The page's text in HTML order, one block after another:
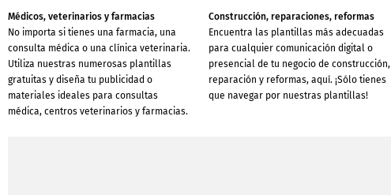
Médicos, veterinarios y farmacias
No importa si tienes una farmacia, una
consulta médica o una clínica veterinaria.
Utiliza nuestras numerosas plantillas
gratuitas y diseña tu publicidad o
materiales ideales para consultas
médica, centros veterinarios y farmacias.
Construcción, reparaciones, reformas
Encuentra las plantillas más adecuadas
para cualquier comunicación digital o
presencial de tu negocio de construcción,
reparación y reformas, aquí. ¡Sólo tienes
que navegar por nuestras plantillas!